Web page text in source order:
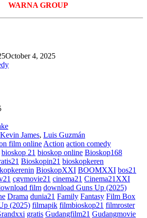
WARNA GROUP
October 4, 2025
Kevin James, Luis Guzmán
film online Action action comedy
bioskop 21 bioskop online Bioskop168
Bioskopin21 bioskopkeren
BioskopXXI BOOMXXI bos21
cgvmovie21 cinema21 Cinema21XXI
film download Guns Up (2025)
Drama dunia21 Family Fantasy Film Box
(2025) filmapik filmbioskop21 filmroster
gratis Gudangfilm21 Gudangmovie